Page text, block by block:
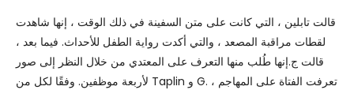
قالت تابلين ، التي كانت على متن السفينة في ذلك الوقت ، إنها شاهدت
لقطات مراقبة المصعد ، والتي أكدت رواية الطفل للأحداث. فيما بعد ،
قالت ج.إنها طُلب منها التعرف على المعتدي من خلال النظر إلى صور
لأربعة موظفين. وفقًا لكل من Taplin و G. ، تعرفت الفتاة على المهاجم